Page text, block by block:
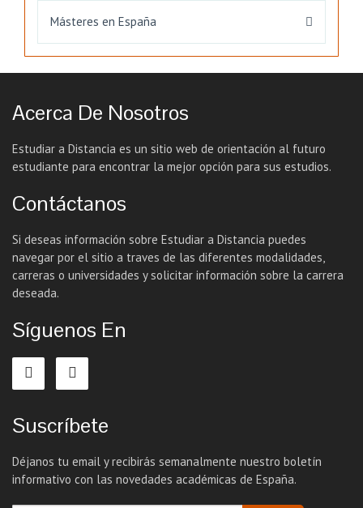
Másteres en España
Acerca De Nosotros
Estudiar a Distancia es un sitio web de orientación al futuro
estudiante para encontrar la mejor opción para sus estudios.
Contáctanos
Si deseas información sobre Estudiar a Distancia puedes
navegar por el sitio a traves de las diferentes modalidades,
carreras o universidades y solicitar información sobre la carrera
deseada.
Síguenos En
Suscríbete
Déjanos tu email y recibirás semanalmente nuestro boletín
informativo con las novedades académicas de España.